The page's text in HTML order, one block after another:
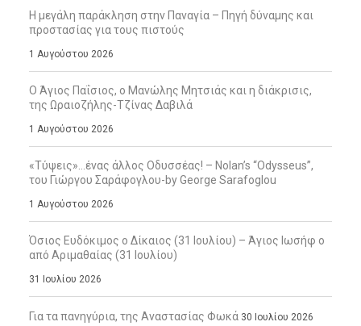
Η μεγάλη παράκληση στην Παναγία – Πηγή δύναμης και
προστασίας για τους πιστούς
1 Αυγούστου 2026
Ο Άγιος Παΐσιος, ο Μανώλης Μητσιάς και η διάκρισις,
της Ωραιοζήλης-Τζίνας Δαβιλά
1 Αυγούστου 2026
«Τύψεις»…ένας άλλος Οδυσσέας! – Nolan’s “Odysseus”,
του Γιώργου Σαράφογλου-by George Sarafoglou
1 Αυγούστου 2026
Όσιος Ευδόκιμος ο Δίκαιος (31 Ιουλίου) – Άγιος Ιωσήφ ο
από Αριμαθαίας (31 Ιουλίου)
31 Ιουλίου 2026
Για τα πανηγύρια, της Αναστασίας Φωκά 30 Ιουλίου 2026